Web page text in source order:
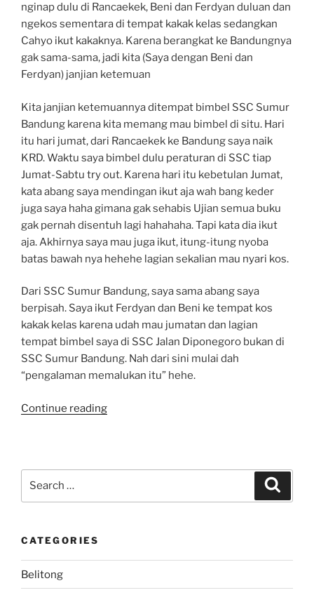
nginap dulu di Rancaekek, Beni dan Ferdyan duluan dan
ngekos sementara di tempat kakak kelas sedangkan
Cahyo ikut kakaknya. Karena berangkat ke Bandungnya
gak sama-sama, jadi kita (Saya dengan Beni dan
Ferdyan) janjian ketemuan
Kita janjian ketemuannya ditempat bimbel SSC Sumur
Bandung karena kita memang mau bimbel di situ. Hari
itu hari jumat, dari Rancaekek ke Bandung saya naik
KRD. Waktu saya bimbel dulu peraturan di SSC tiap
Jumat-Sabtu try out. Karena hari itu kebetulan Jumat,
kata abang saya mendingan ikut aja wah bang keder
juga saya haha gimana gak sehabis Ujian semua buku
gak pernah disentuh lagi hahahaha. Tapi kata dia ikut
aja. Akhirnya saya mau juga ikut, itung-itung nyoba
batas bawah nya hehehe lagian sekalian mau nyari kos.
Dari SSC Sumur Bandung, saya sama abang saya
berpisah. Saya ikut Ferdyan dan Beni ke tempat kos
kakak kelas karena udah mau jumatan dan lagian
tempat bimbel saya di SSC Jalan Diponegoro bukan di
SSC Sumur Bandung. Nah dari sini mulai dah
“pengalaman memalukan itu” hehe.
Continue reading“Pertama
CATEGORIES
Belitong